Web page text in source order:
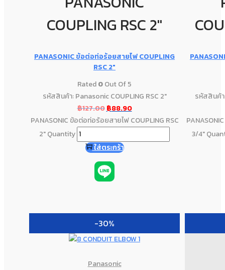
COUPLING RSC 2"
PANASONIC ข้อต่อท่อร้อยสายไฟ COUPLING
RSC 2″
Rated0Out Of 5
รหัสสินค้า: Panasonic COUPLING RSC 2"
฿127.00 ฿88.90
PANASONIC ข้อต่อท่อร้อยสายไฟ COUPLING RSC
2" Quantity
ใส่ตระกร้า
รหัสสินค้า
3/4"
-30%
Panasonic